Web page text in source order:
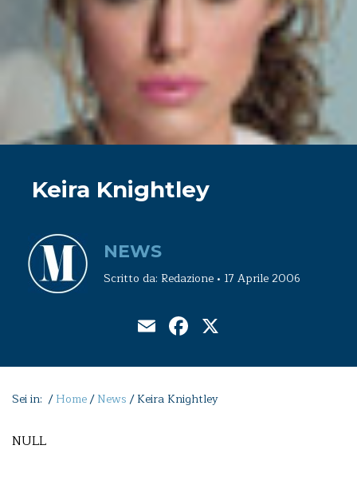
Keira Knightley
NEWS
Scritto da: Redazione • 17 Aprile 2006
EmailFacebook
Sei in: /Home/News /Keira Knightley
NULL